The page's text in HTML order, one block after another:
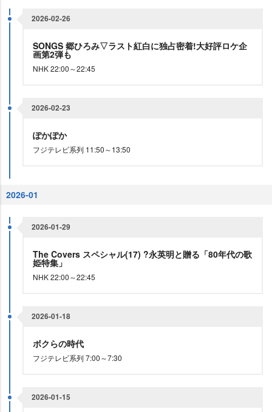
2026-02-26
SONGS 郷ひろみ▽ラスト紅白に独占密着!大好評ロケ企
画第2弾も
NHK 22:00～22:45
2026-02-23
ぽかぽか
フジテレビ系列 11:50～13:50
2026-01
2026-01-29
The Covers スペシャル(17) ?永英明と贈る「80年代の歌
姫特集」
NHK 22:00～22:45
2026-01-18
ボクらの時代
フジテレビ系列 7:00～7:30
2026-01-15